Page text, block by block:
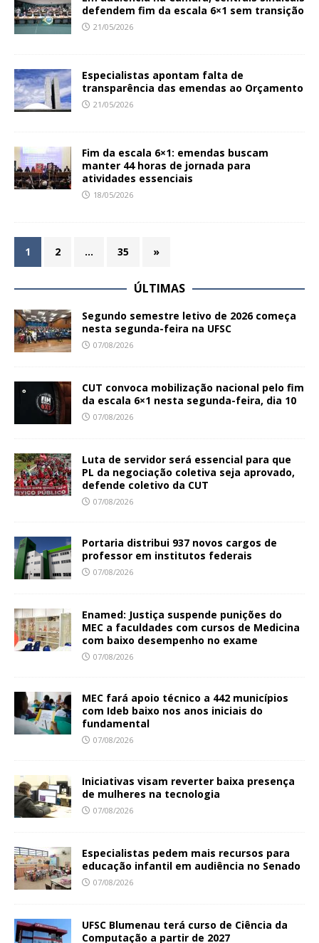
defendem fim da escala 6×1 sem transição
21/05/2026
Especialistas apontam falta de
transparência das emendas ao Orçamento
21/05/2026
Fim da escala 6×1: emendas buscam
manter 44 horas de jornada para
atividades essenciais
18/05/2026
1 2 … 35 »
ÚLTIMAS
Segundo semestre letivo de 2026 começa
nesta segunda-feira na UFSC
07/08/2026
CUT convoca mobilização nacional pelo fim
da escala 6×1 nesta segunda-feira, dia 10
07/08/2026
Luta de servidor será essencial para que
PL da negociação coletiva seja aprovado,
defende coletivo da CUT
07/08/2026
Portaria distribui 937 novos cargos de
professor em institutos federais
07/08/2026
Enamed: Justiça suspende punições do
MEC a faculdades com cursos de Medicina
com baixo desempenho no exame
07/08/2026
MEC fará apoio técnico a 442 municípios
com Ideb baixo nos anos iniciais do
fundamental
07/08/2026
Iniciativas visam reverter baixa presença
de mulheres na tecnologia
07/08/2026
Especialistas pedem mais recursos para
educação infantil em audiência no Senado
07/08/2026
UFSC Blumenau terá curso de Ciência da
Computação a partir de 2027